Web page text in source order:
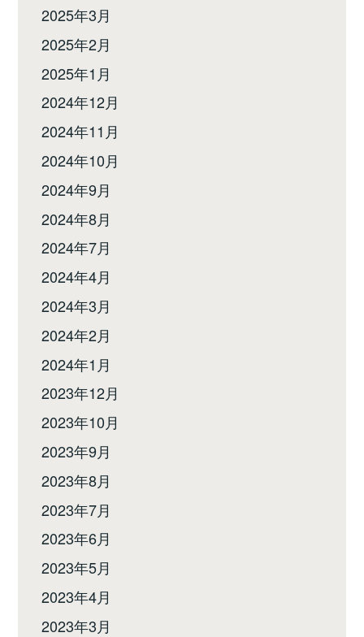
2025年3月
2025年2月
2025年1月
2024年12月
2024年11月
2024年10月
2024年9月
2024年8月
2024年7月
2024年4月
2024年3月
2024年2月
2024年1月
2023年12月
2023年10月
2023年9月
2023年8月
2023年7月
2023年6月
2023年5月
2023年4月
2023年3月